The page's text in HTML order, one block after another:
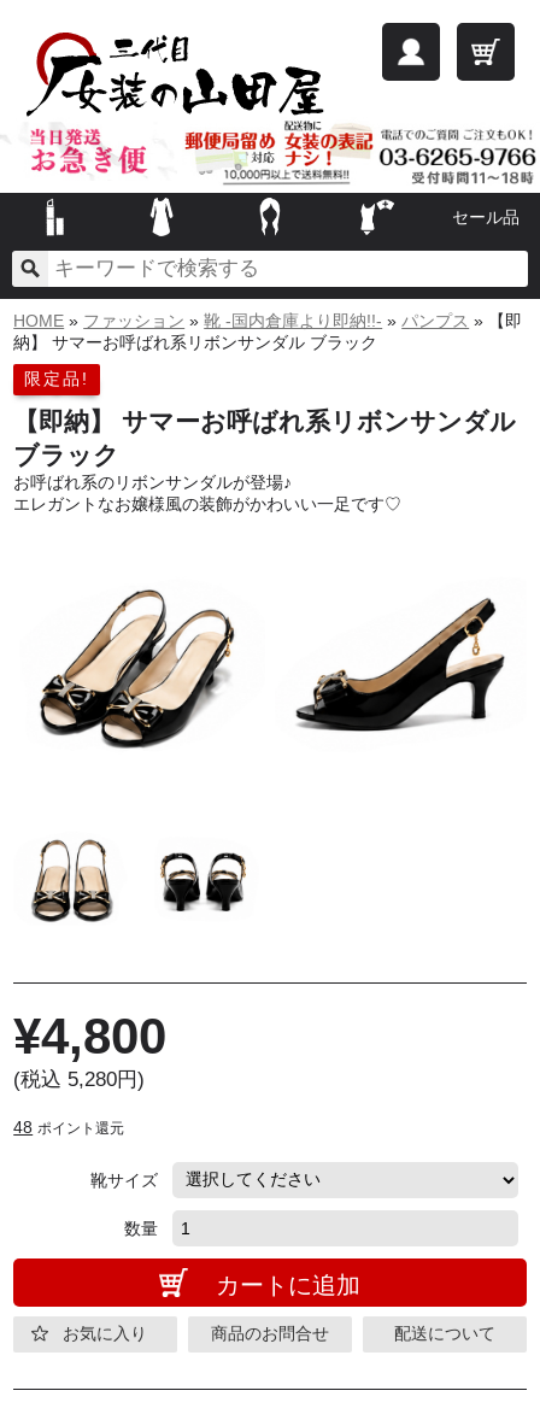
セール品
HOME » ファッション »靴 -国内倉庫より即納!!- »パンプス » 【即
納】 サマーお呼ばれ系リボンサンダル ブラック
限定品!
【即納】 サマーお呼ばれ系リボンサンダル
ブラック
お呼ばれ系のリボンサンダルが登場♪
エレガントなお嬢様風の装飾がかわいい一足です♡
¥4,800
(税込 5,280円)
48 ポイント還元
靴サイズ
数量
カートに追加
お気に入り 商品のお問合せ 配送について